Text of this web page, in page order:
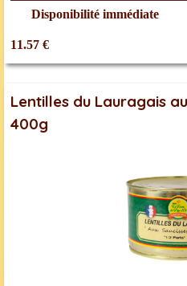
Disponibilité immédiate
11.57 €
Lentilles du Lauragais
400g